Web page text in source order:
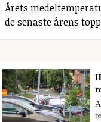
Årets
de senaste årens